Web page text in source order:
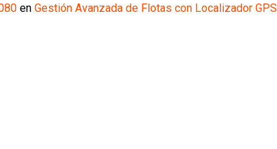
en Gestión Avanzada de Flotas con Localizador GPS